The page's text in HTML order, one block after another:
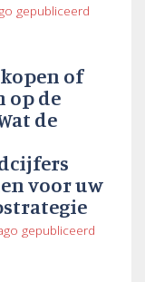
gepubliceerd
of
op de
de
voor uw
gepubliceerd